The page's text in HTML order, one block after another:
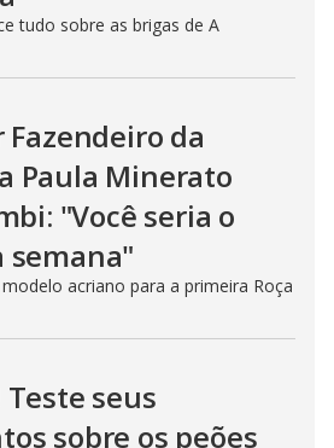
tudo sobre as brigas de A
da
Paula Minerato
"Você seria o
semana"
acriano para a primeira Roça
seus
sobre os peões